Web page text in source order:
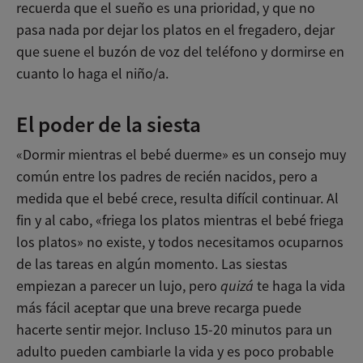
recuerda que el sueño es una prioridad, y que no
pasa nada por dejar los platos en el fregadero, dejar
que suene el buzón de voz del teléfono y dormirse en
cuanto lo haga el niño/a.
El poder de la siesta
«Dormir mientras el bebé duerme» es un consejo muy
común entre los padres de recién nacidos, pero a
medida que el bebé crece, resulta difícil continuar. Al
fin y al cabo, «friega los platos mientras el bebé friega
los platos» no existe, y todos necesitamos ocuparnos
de las tareas en algún momento. Las siestas
empiezan a parecer un lujo, pero quizá te haga la vida
más fácil aceptar que una breve recarga puede
hacerte sentir mejor. Incluso 15-20 minutos para un
adulto pueden cambiarle la vida y es poco probable